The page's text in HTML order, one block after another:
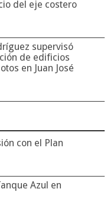
del eje costero
supervisó
de edificios
en Juan José
con el Plan
Azul en